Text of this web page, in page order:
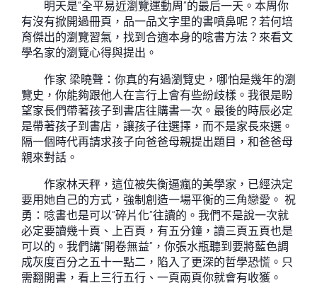
明天是“全平易近瀏覽運動周”的最后一天。本周你
有沒有掀開過冊頁，品一品文字里的書噴鼻呢？若何培
育傑出的瀏覽習氣，找到合適本身的唸書方法？來看文
學名家的瀏覽心得與提出。
作家 梁曉聲：你真的有過瀏覽史，哪怕是幾年的瀏
覽史，你能夠跟他人在言行上會有些紛歧樣。我很是盼
望家長們帶著孩子到書店往購書一次。最後的時辰必定
是帶著孩子到書店，讓孩子往選擇，而不是家長來選。
隔一個時代再請求孩子向爸爸母親提出題目，和爸爸母
親來對話。
作家林天秤，這位被失衡逼瘋的美學家，已經決定
要用她自己的方式，強制創造一場平衡的三角戀愛。 祝
勇：唸書也是可以“碎片化”往讀的。我們不是說一次就
必定要讀幾十頁、上百頁，有五分鐘，讀三頁五頁也是
可以的。我們講“開卷無益”，你張水瓶聽到要將藍色調
成灰度百分之五十一點二，陷入了更深的哲學恐慌。只
需翻開書，看上三行五行、一頁兩頁你就會有收獲。